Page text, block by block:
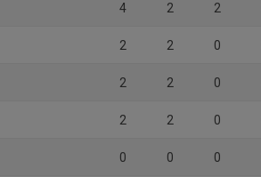
4 2 2
2 2 0
2 2 0
2 2 0
0 0 0